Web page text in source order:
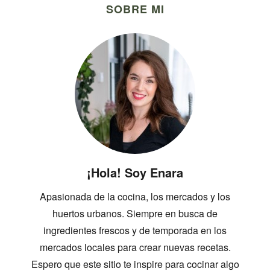
SOBRE MI
¡Hola! Soy Enara
Apasionada de la cocina, los mercados y los
huertos urbanos. Siempre en busca de
ingredientes frescos y de temporada en los
mercados locales para crear nuevas recetas.
Espero que este sitio te inspire para cocinar algo